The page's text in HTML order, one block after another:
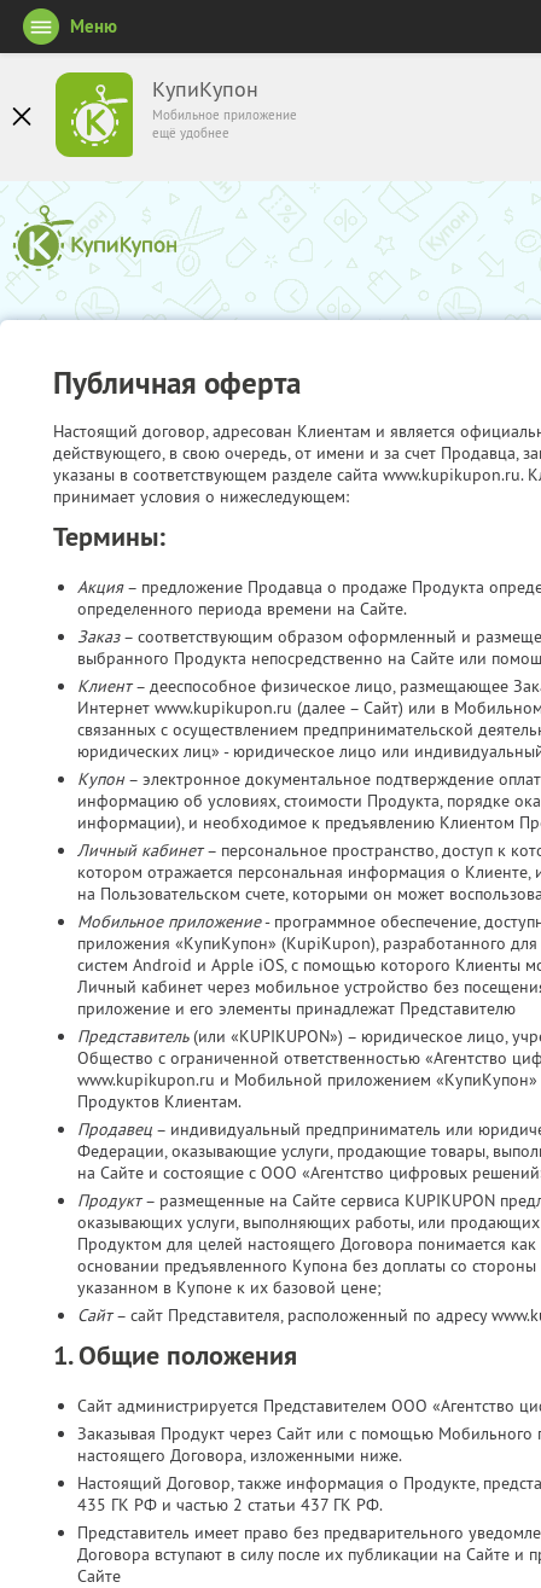
КупиКупон
Мобильное приложение
ещё удобнее
Меню
Публичная оферта
Настоящий договор, адресован Клиентам и является
действующего, в свою очередь, от имени и за счет Продавца,
указаны в соответствующем разделе сайта www.kupikupon.ru.
принимает условия о нижеследующем:
Термины:
Акция– предложение Продавца о продаже Продукта
определенного периода времени на Сайте.
Заказ– соответствующим образом оформленный и
выбранного Продукта непосредственно на Сайте или
Клиент– дееспособное физическое лицо, размещающее
Интернет www.kupikupon.ru (далее – Сайт) или в
связанных с осуществлением предпринимательской
юридических лиц» - юридическое лицо или
Купон – электронное документальное подтверждение
информацию об условиях, стоимости Продукта, порядке
информации), и необходимое к предъявлению Клиентом
Личный кабинет– персональное пространство, доступ к
котором отражается персональная информация о Клиенте,
на Пользовательском счете, которыми он может
Мобильное приложение- программное обеспечение,
приложения «КупиКупон» (KupiKupon), разработанного
систем Android и Apple iOS, с помощью которого Клиенты
Личный кабинет через мобильное устройство без
приложение и его элементы принадлежат Представителю
Представитель(или «KUPIKUPON») – юридическое лицо,
Общество с ограниченной ответственностью «Агентство
www.kupikupon.ru и Мобильной приложением
Продуктов Клиентам.
Продавец – индивидуальный предприниматель или
Федерации, оказывающие услуги, продающие товары,
на Сайте и состоящие с ООО «Агентство цифровых
Продукт– размещенные на Сайте сервиса KUPIKUPON
оказывающих услуги, выполняющих работы, или
Продуктом для целей настоящего Договора понимается
основании предъявленного Купона без доплаты со
указанном в Купоне к их базовой цене;
Сайт– сайт Представителя, расположенный по адресу
1. Общие положения
Сайт администрируется Представителем ООО «Агентство
Заказывая Продукт через Сайт или с помощью Мобильного
настоящего Договора, изложенными ниже.
Настоящий Договор, также информация о Продукте,
435 ГК РФ и частью 2 статьи 437 ГК РФ.
Представитель имеет право без предварительного
Договора вступают в силу после их публикации на Сайте
Сайте